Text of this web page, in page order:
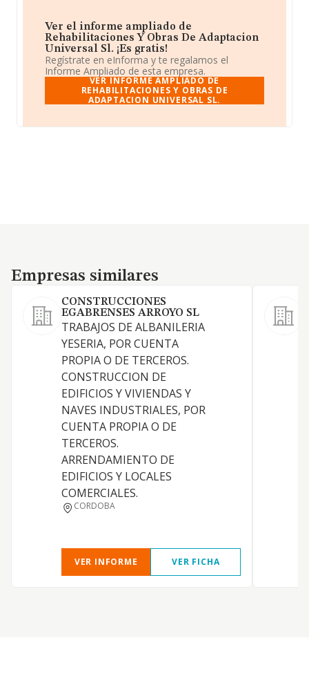
Ver el informe ampliado de
Rehabilitaciones Y Obras De Adaptacion
Universal Sl. ¡Es gratis!
Regístrate en eInforma y te regalamos el
Informe Ampliado de esta empresa.
VER INFORME AMPLIADO DE
REHABILITACIONES Y OBRAS DE
ADAPTACION UNIVERSAL SL.
Empresas similares
Empresas similares
CONSTRUCCIONES
EGABRENSES ARROYO SL
TRABAJOS DE ALBANILERIA
YESERIA, POR CUENTA
PROPIA O DE TERCEROS.
CONSTRUCCION DE
EDIFICIOS Y VIVIENDAS Y
NAVES INDUSTRIALES, POR
CUENTA PROPIA O DE
TERCEROS.
ARRENDAMIENTO DE
EDIFICIOS Y LOCALES
COMERCIALES.
CORDOBA
VER INFORME VER FICHA